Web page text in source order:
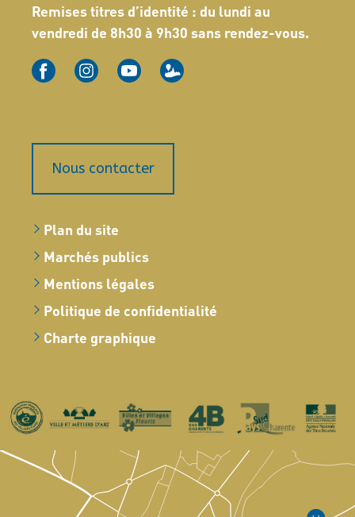
Remises titres d’identité : du lundi au
vendredi de 8h30 à 9h30 sans rendez-vous.
Nous contacter
Plan du site
Marchés publics
Mentions légales
Politique de confidentialité
Charte graphique